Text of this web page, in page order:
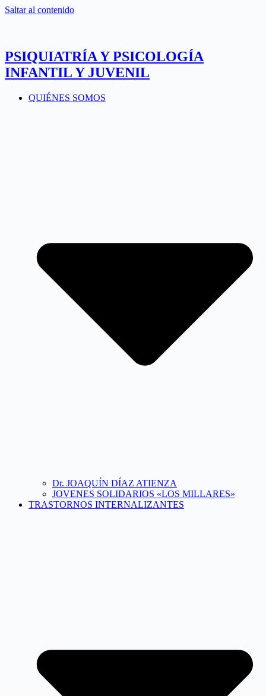
Saltar al contenido
PSIQUIATRÍA Y PSICOLOGÍA
INFANTIL Y JUVENIL
QUIÉNES SOMOS
Dr. JOAQUÍN DÍAZ ATIENZA
JOVENES SOLIDARIOS «LOS MILLARES»
TRASTORNOS INTERNALIZANTES